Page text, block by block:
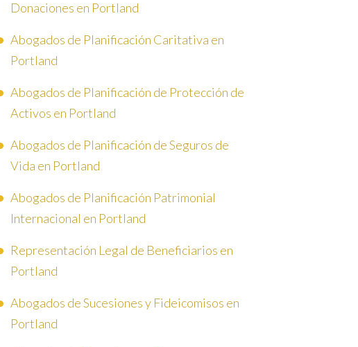
Donaciones en Portland
Abogados de Planificación Caritativa en
Portland
Abogados de Planificación de Protección de
Activos en Portland
Abogados de Planificación de Seguros de
Vida en Portland
Abogados de Planificación Patrimonial
Internacional en Portland
Representación Legal de Beneficiarios en
Portland
Abogados de Sucesiones y Fideicomisos en
Portland